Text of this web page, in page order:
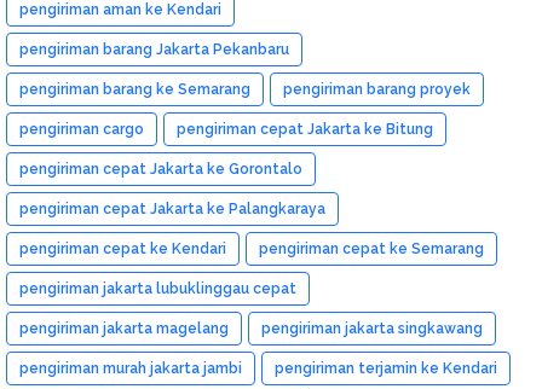
pengiriman aman ke Kendari
pengiriman barang Jakarta Pekanbaru
pengiriman barang ke Semarang pengiriman barang proyek
pengiriman cargo pengiriman cepat Jakarta ke Bitung
pengiriman cepat Jakarta ke Gorontalo
pengiriman cepat Jakarta ke Palangkaraya
pengiriman cepat ke Kendari pengiriman cepat ke Semarang
pengiriman jakarta lubuklinggau cepat
pengiriman jakarta magelang pengiriman jakarta singkawang
pengiriman murah jakarta jambi pengiriman terjamin ke Kendari